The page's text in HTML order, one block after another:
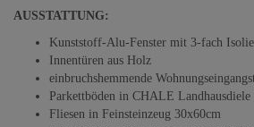
AUSSTATTUNG:
Kunststoff-Alu-Fenster mit 3-fach
Innentüren aus Holz
einbruchshemmende
Parkettböden in CHALE Landhausdiele
Fliesen in Feinsteinzeug 30x60cm